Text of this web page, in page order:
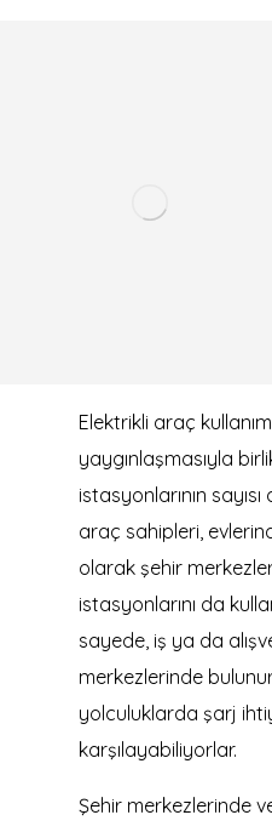
Elektrikli araç
yaygınlaşmasıyla
istasyonlarının
araç sahipleri,
olarak şehir
istasyonlarını da
sayede, iş ya da
merkezlerinde
yolculuklarda şarj
karşılayabiliyorlar.
Şehir merkezlerinde